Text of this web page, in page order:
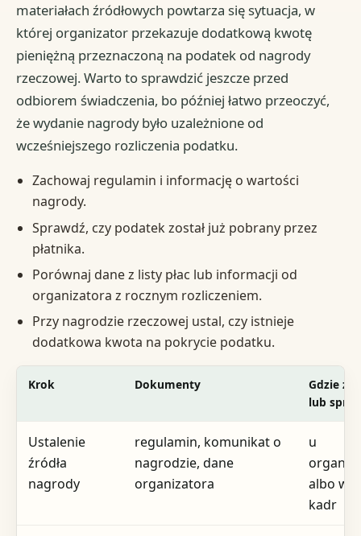
materiałach źródłowych powtarza się sytuacja, w
której organizator przekazuje dodatkową kwotę
pieniężną przeznaczoną na podatek od nagrody
rzeczowej. Warto to sprawdzić jeszcze przed
odbiorem świadczenia, bo później łatwo przeoczyć,
że wydanie nagrody było uzależnione od
wcześniejszego rozliczenia podatku.
Zachowaj regulamin i informację o wartości
nagrody.
Sprawdź, czy podatek został już pobrany przez
płatnika.
Porównaj dane z listy płac lub informacji od
organizatora z rocznym rozliczeniem.
Przy nagrodzie rzeczowej ustal, czy istnieje
dodatkowa kwota na pokrycie podatku.
Krok Dokumenty
Gdzie
lub
Ustalenie
źródła
nagrody
regulamin, komunikat o
nagrodzie, dane
organizatora
u
albo w
kadr